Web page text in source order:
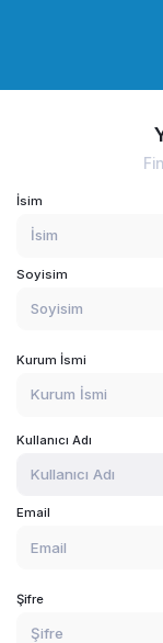
İsim
Soyisim
Kurum İsmi
Kullanıcı Adı
Email
Şifre